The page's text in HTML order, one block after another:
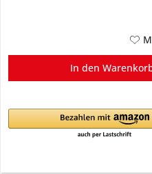
In den